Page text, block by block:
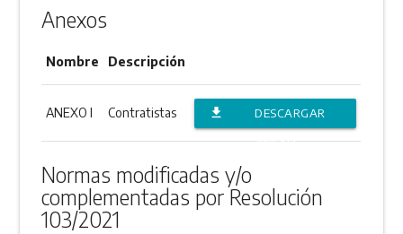
Anexos
Nombre Descripción
ANEXO I Contratistas file_download
DESCARGAR
ANEXO
Normas modificadas y/o
complementadas por Resolución
103/2021